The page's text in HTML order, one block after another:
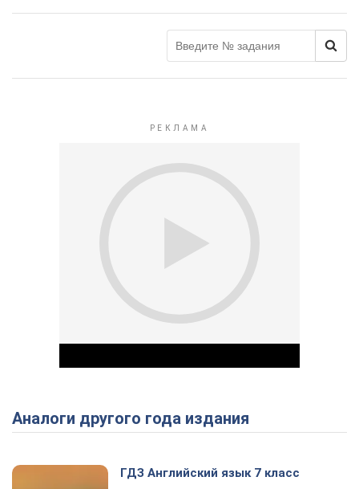
Play Video
Аналоги другого года издания
ГДЗ Английский язык 7 класс